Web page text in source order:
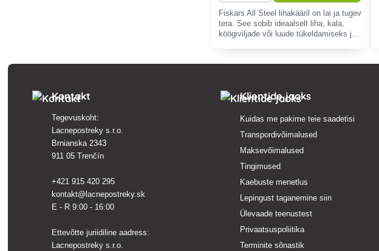
Fiskars All Steel lihakääril on lai ja tugev
tera. See sobib ideaalselt liha, kala,
köögiviljade või luude tükeldamiseks ja
Kontakt
Tegevuskoht:
Lacnepostreky s.r.o.
Brnianska 2343
911 05 Trenčín
+421 915 420 295
kontakt@lacnepostreky.sk
E - R 9:00 - 16:00
Ettevõtte juriidiline aadress:
Lacnepostreky s.r.o.
Klientide jaoks
Kuidas me pakime teie saadetisi
Transpordivõimalused
Maksevõimalused
Tingimused
Kaebuste menetlus
Lepingust taganemine siin
Ülevaade teenustest
Privaatsuspoliitika
Terminite sõnastik